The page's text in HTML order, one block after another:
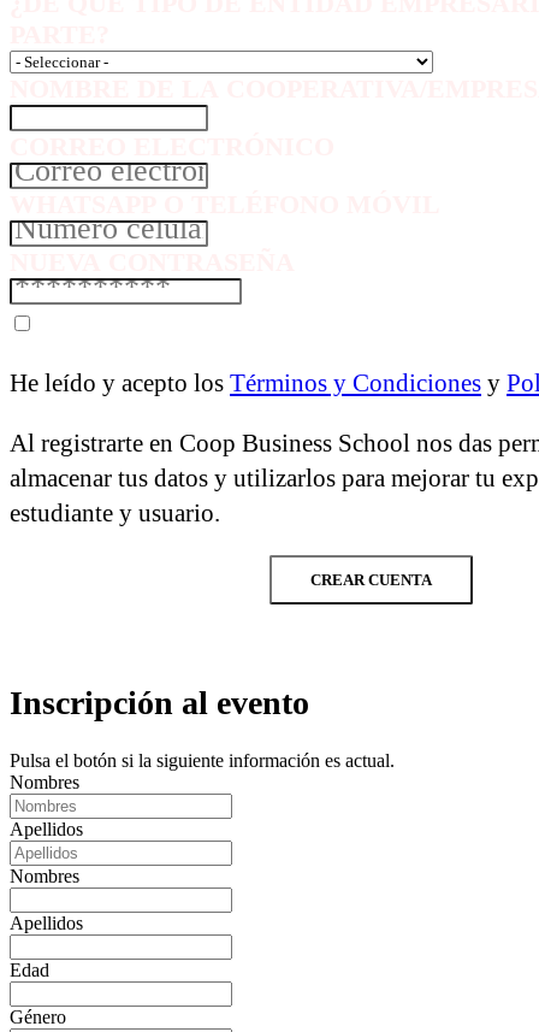
He leído y acepto los Términos y Condiciones y
Al registrarte en Coop Business School nos das
almacenar tus datos y utilizarlos para mejorar tu
estudiante y usuario.
CREAR CUENTA
Inscripción al evento
Pulsa el botón si la siguiente información es actual.
Nombres
Apellidos
Nombres
Apellidos
Edad
Género